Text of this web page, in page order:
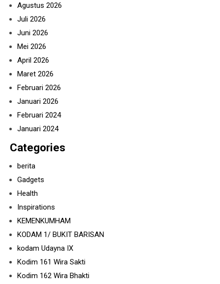
Agustus 2026
Juli 2026
Juni 2026
Mei 2026
April 2026
Maret 2026
Februari 2026
Januari 2026
Februari 2024
Januari 2024
Categories
berita
Gadgets
Health
Inspirations
KEMENKUMHAM
KODAM 1/ BUKIT BARISAN
kodam Udayna IX
Kodim 161 Wira Sakti
Kodim 162 Wira Bhakti